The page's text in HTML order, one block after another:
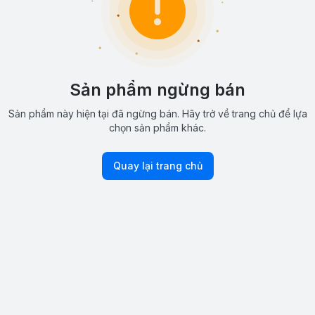
Sản phẩm ngừng bán
Sản phẩm này hiện tại đã ngừng bán. Hãy trở về trang chủ để lựa
chọn sản phẩm khác.
Quay lại trang chủ